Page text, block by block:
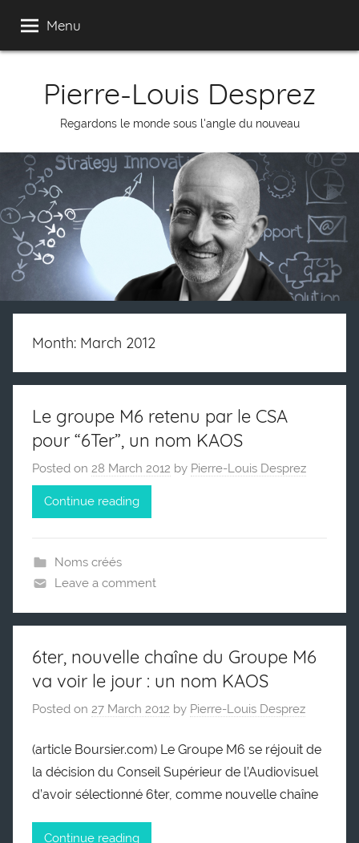
content
Menu
Pierre-Louis Desprez
Regardons le monde sous l'angle du nouveau
Month: March 2012
Le groupe M6 retenu par le CSA
pour “6Ter”, un nom KAOS
Posted on 28 March 2012 by Pierre-Louis Desprez
Continue reading
Noms créés
Leave a comment
6ter, nouvelle chaîne du Groupe M6
va voir le jour : un nom KAOS
Posted on 27 March 2012 by Pierre-Louis Desprez
(article Boursier.com) Le Groupe M6 se réjouit de
la décision du Conseil Supérieur de l’Audiovisuel
d’avoir sélectionné 6ter, comme nouvelle chaîne
Continue reading